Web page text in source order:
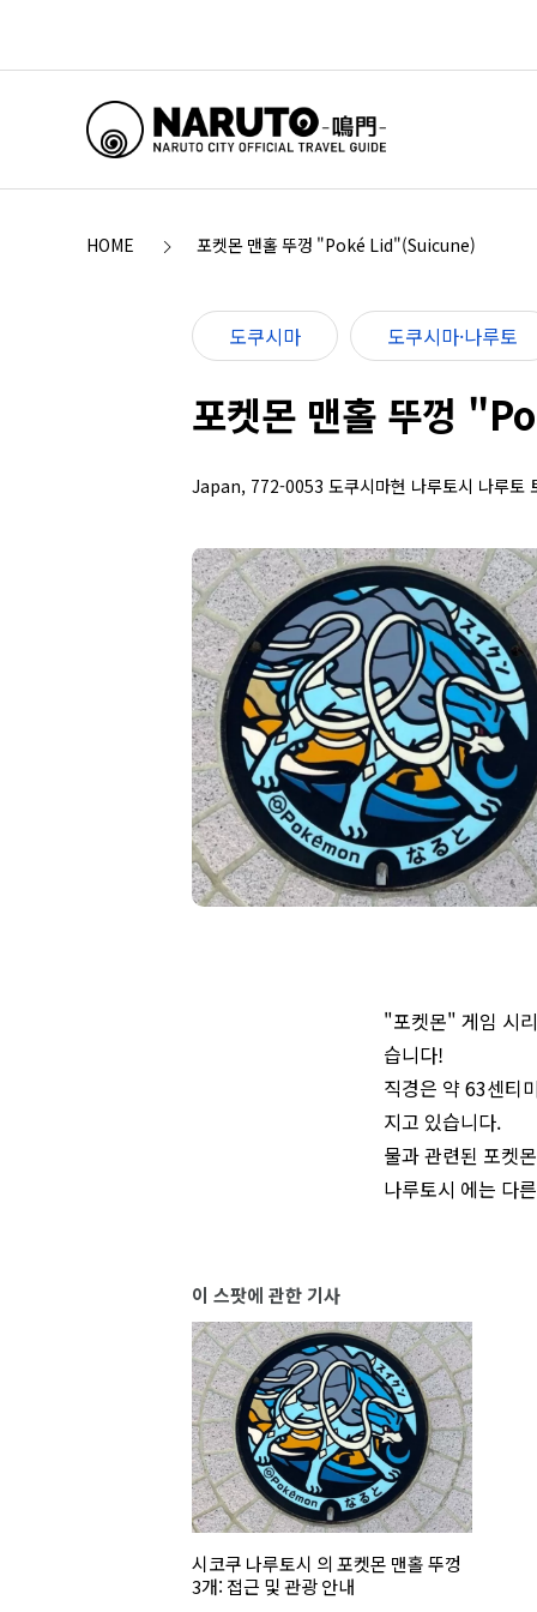
HOME 포켓몬 맨홀 뚜껑 "Poké Lid"(Suicune)
도쿠시마 도쿠시마·나루토
포켓몬 맨홀 뚜껑
Japan, 772-0053 도쿠시마현 나루토시 나루토
"포켓몬" 게임 시
습니다!
직경은 약 63센티
지고 있습니다.
물과 관련된 포켓
나루토시 에는 다
이 스팟에 관한 기사
시코쿠 나루토시 의 포켓몬 맨홀 뚜껑
3개: 접근 및 관광 안내